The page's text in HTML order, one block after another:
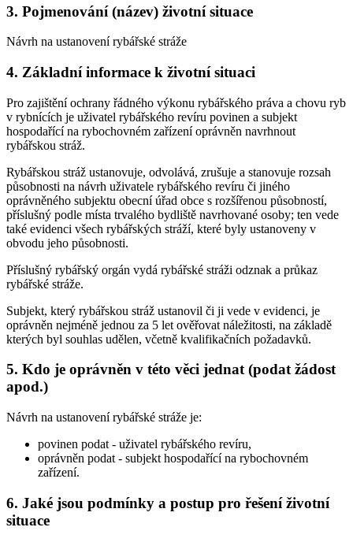
3. Pojmenování (název) životní situace
Návrh na ustanovení rybářské stráže
4. Základní informace k životní situaci
Pro zajištění ochrany řádného výkonu rybářského práva a chovu ryb
v rybnících je uživatel rybářského revíru povinen a subjekt
hospodařící na rybochovném zařízení oprávněn navrhnout
rybářskou stráž.
Rybářskou stráž ustanovuje, odvolává, zrušuje a stanovuje rozsah
působnosti na návrh uživatele rybářského revíru či jiného
oprávněného subjektu obecní úřad obce s rozšířenou působností,
příslušný podle místa trvalého bydliště navrhované osoby; ten vede
také evidenci všech rybářských stráží, které byly ustanoveny v
obvodu jeho působnosti.
Příslušný rybářský orgán vydá rybářské stráži odznak a průkaz
rybářské stráže.
Subjekt, který rybářskou stráž ustanovil či ji vede v evidenci, je
oprávněn nejméně jednou za 5 let ověřovat náležitosti, na základě
kterých byl souhlas udělen, včetně kvalifikačních požadavků.
5. Kdo je oprávněn v této věci jednat (podat žádost
apod.)
Návrh na ustanovení rybářské stráže je:
povinen podat - uživatel rybářského revíru,
oprávněn podat - subjekt hospodařící na rybochovném
zařízení.
6. Jaké jsou podmínky a postup pro řešení životní
situace